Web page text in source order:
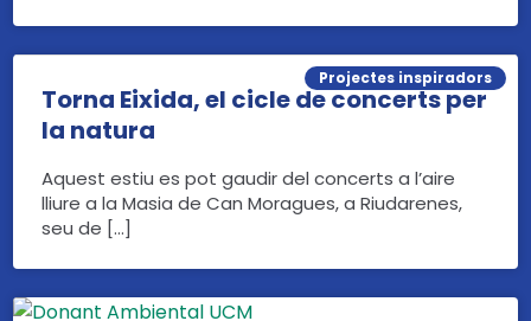
Torna Eixida, el cicle de concerts per
la natura
Projectes inspiradors
Aquest estiu es pot gaudir del concerts a l’aire
lliure a la Masia de Can Moragues, a Riudarenes,
seu de […]